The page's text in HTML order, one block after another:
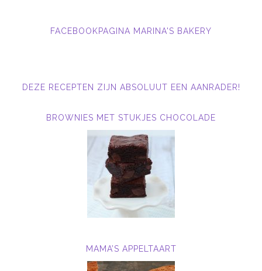
FACEBOOKPAGINA MARINA'S BAKERY
DEZE RECEPTEN ZIJN ABSOLUUT EEN AANRADER!
BROWNIES MET STUKJES CHOCOLADE
MAMA’S APPELTAART